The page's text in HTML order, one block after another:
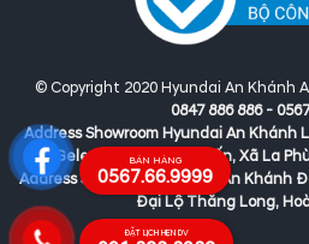
© Copyright 2020 Hyundai An Khánh
0847 886 886 -
Address Showroom Hyundai An Khánh
mới Geleximco Lê Trọng Tấn, Xã La
Address Showroom Hyundai An Khánh
Đại Lộ Thăng Long,
BÁN HÀNG
0567.66.9999
ĐẶT LỊCH HẸN DV